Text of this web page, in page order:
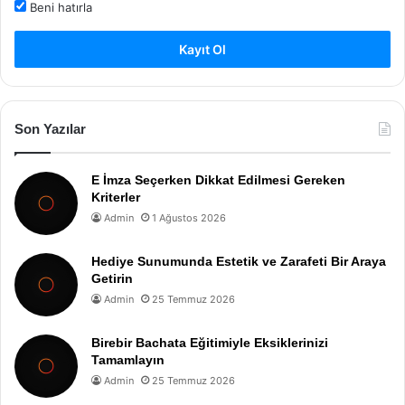
Beni hatırla
Kayıt Ol
Son Yazılar
E İmza Seçerken Dikkat Edilmesi Gereken
Kriterler
Admin 1 Ağustos 2026
Hediye Sunumunda Estetik ve Zarafeti Bir Araya
Getirin
Admin 25 Temmuz 2026
Birebir Bachata Eğitimiyle Eksiklerinizi
Tamamlayın
Admin 25 Temmuz 2026